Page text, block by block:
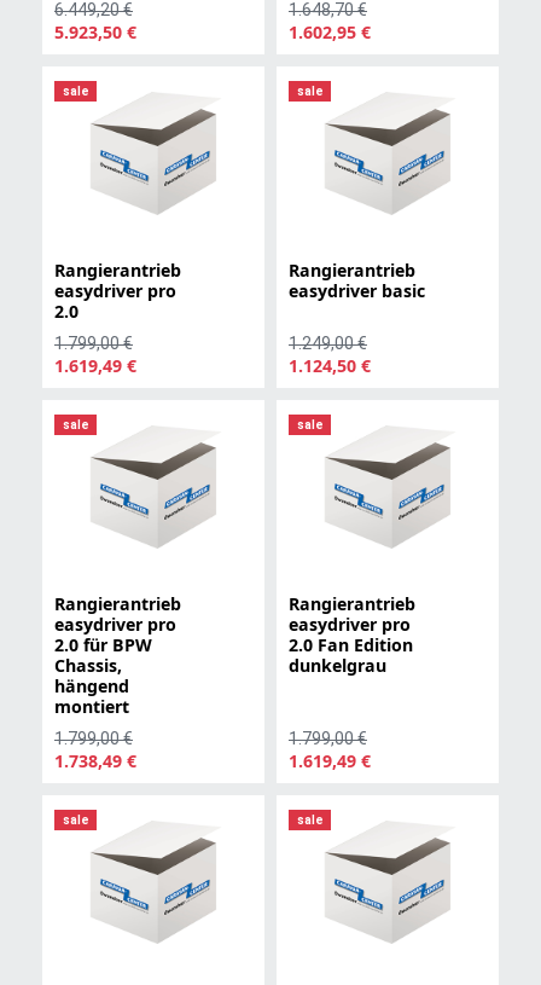
6.449,20 €
5.923,50 €
1.648,70 €
1.602,95 €
sale
Rangierantrieb
easydriver pro
2.0
1.799,00 €
1.619,49 €
sale
Rangierantrieb
easydriver basic
1.249,00 €
1.124,50 €
sale
Rangierantrieb
easydriver pro
2.0 für BPW
Chassis,
hängend
montiert
1.799,00 €
1.738,49 €
sale
Rangierantrieb
easydriver pro
2.0 Fan Edition
dunkelgrau
1.799,00 €
1.619,49 €
sale sale